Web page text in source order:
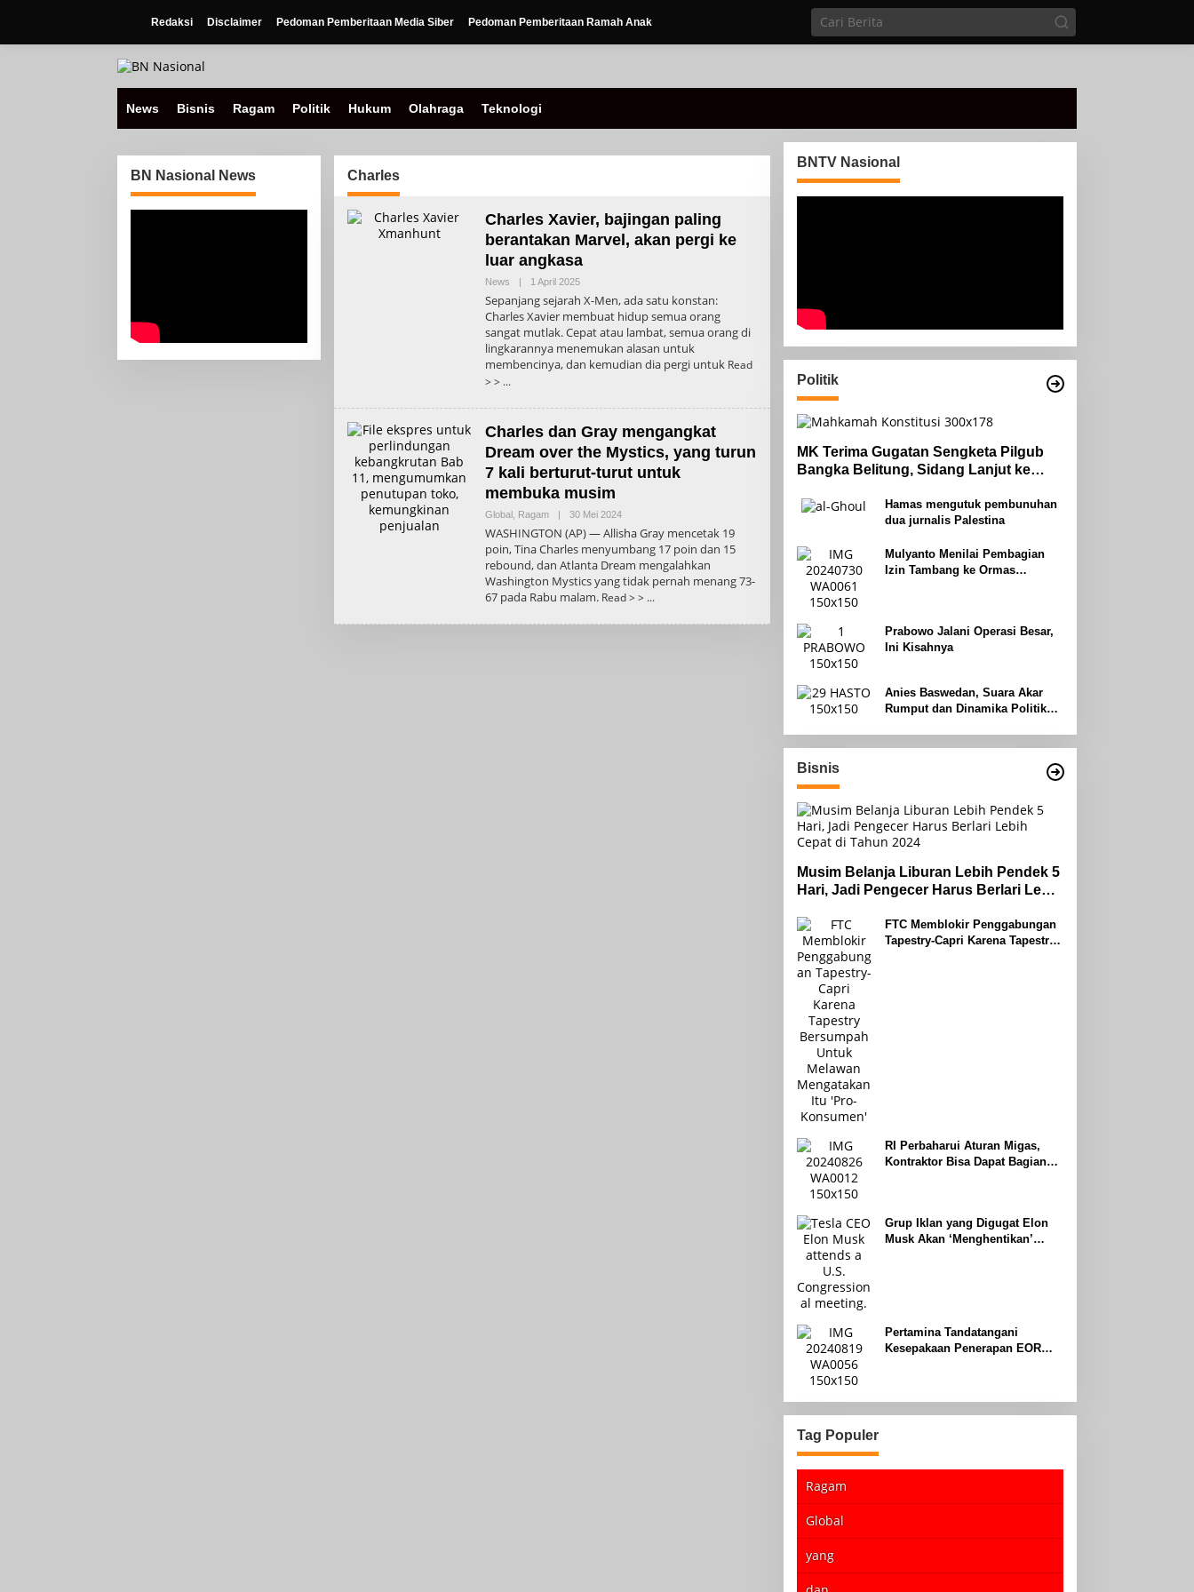
Redaksi Disclaimer Pedoman Pemberitaan Media Siber Pedoman Pemberitaan Ramah Anak
News Bisnis Ragam Politik Hukum Olahraga Teknologi
BN Nasional News Charles
Charles Xavier, bajingan paling
berantakan Marvel, akan pergi ke
luar angkasa
News 1 April 2025Oleh
Sepanjang sejarah X-Men, ada satu konstan:
Charles Xavier membuat hidup semua orang
sangat mutlak. Cepat atau lambat, semua orang di
lingkarannya menemukan alasan untuk
membencinya, dan kemudian dia pergi untuk Read
> >
Charles dan Gray mengangkat
Dream over the Mystics, yang turun
7 kali berturut-turut untuk
membuka musim
Global Ragam 30 Mei 2024Oleh
WASHINGTON (AP) — Allisha Gray mencetak 19
poin, Tina Charles menyumbang 17 poin dan 15
rebound, dan Atlanta Dream mengalahkan
Washington Mystics yang tidak pernah menang 73-
67 pada Rabu malam. Read > >
BNTV Nasional
Politik
MK Terima Gugatan Sengketa Pilgub
Bangka Belitung, Sidang Lanjut ke
Hamas mengutuk pembunuhan
dua jurnalis Palestina
Mulyanto Menilai Pembagian
Izin Tambang ke Ormas
Prabowo Jalani Operasi Besar,
Ini Kisahnya
Anies Baswedan, Suara Akar
Rumput dan Dinamika Politik
Bisnis
Musim Belanja Liburan Lebih Pendek 5
Hari, Jadi Pengecer Harus Berlari Lebih
FTC Memblokir Penggabungan
Tapestry-Capri Karena Tapestry
RI Perbaharui Aturan Migas,
Kontraktor Bisa Dapat Bagian
Grup Iklan yang Digugat Elon
Musk Akan ‘Menghentikan’
Pertamina Tandatangani
Kesepakaan Penerapan EOR
Tag Populer
Ragam
Global
yang